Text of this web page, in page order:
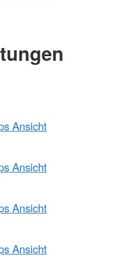
Ansicht
Ansicht
Ansicht
Ansicht